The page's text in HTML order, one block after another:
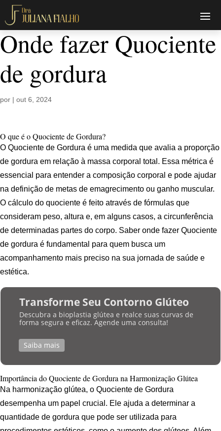
Onde fazer Quociente
de gordura
por | out 6, 2024
O que é o Quociente de Gordura?
O Quociente de Gordura é uma medida que avalia a proporção
de gordura em relação à massa corporal total. Essa métrica é
essencial para entender a composição corporal e pode ajudar
na definição de metas de emagrecimento ou ganho muscular.
O cálculo do quociente é feito através de fórmulas que
consideram peso, altura e, em alguns casos, a circunferência
de determinadas partes do corpo. Saber onde fazer Quociente
de gordura é fundamental para quem busca um
acompanhamento mais preciso na sua jornada de saúde e
estética.
Transforme Seu Contorno Glúteo
Descubra a bioplastia glútea e realce suas curvas de
forma segura e eficaz. Agende uma consulta!
Saiba mais
Importância do Quociente de Gordura na Harmonização Glútea
Na harmonização glútea, o Quociente de Gordura
desempenha um papel crucial. Ele ajuda a determinar a
quantidade de gordura que pode ser utilizada para